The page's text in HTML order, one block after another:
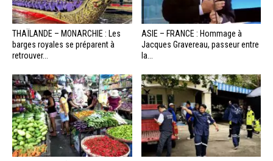
THAÏLANDE – MONARCHIE : Les
barges royales se préparent à
retrouver...
ASIE – FRANCE : Hommage à
Jacques Gravereau, passeur entre
la...